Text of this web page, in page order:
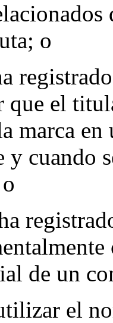
o
que el
marca
y cuando
de un
el